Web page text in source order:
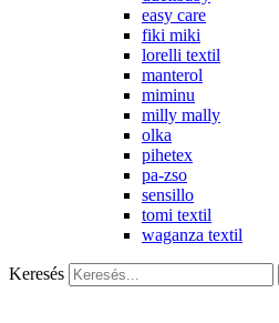
easy care
fiki miki
lorelli textil
manterol
miminu
milly mally
olka
pihetex
pa-zso
sensillo
tomi textil
waganza textil
Keresés